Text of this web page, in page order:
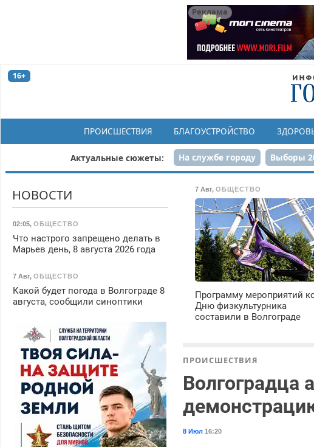
Реклама
16+
ПРОИСШЕСТВИЯ БЛАГОУСТРОЙСТВО
Актуальные сюжеты: На службе городу Выборы
7 Авг,ОБЩЕСТВО
Программу мероприятий
Дню физкультурника
составили в Волгограде
ПРОИСШЕСТВИЯ
Волгоградца
8 Июл 16:20
НОВОСТИ
02:05, ОБЩЕСТВО
Что настрого запрещено делать в
Марьев день, 8 августа 2026 года
7 Авг, ОБЩЕСТВО
Какой будет погода в Волгограде 8
августа, сообщили синоптики